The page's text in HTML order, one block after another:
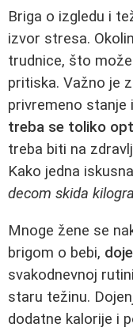
Briga o izgledu i
izvor stresa.
trudnice, što
pritiska. Važno je
privremeno stanje
treba se toliko
treba biti na
Kako jedna
decom skida
Mnoge žene se
brigom o bebi,
svakodnevnoj
staru težinu.
dodatne kalorije i